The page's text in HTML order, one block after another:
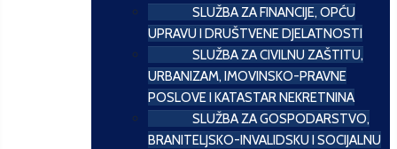
SLUŽBA ZA FINANCIJE, OPĆU
UPRAVU I DRUŠTVENE DJELATNOSTI
SLUŽBA ZA CIVILNU ZAŠTITU,
URBANIZAM, IMOVINSKO-PRAVNE
POSLOVE I KATASTAR NEKRETNINA
SLUŽBA ZA GOSPODARSTVO,
BRANITELJSKO-INVALIDSKU I SOCIJALNU